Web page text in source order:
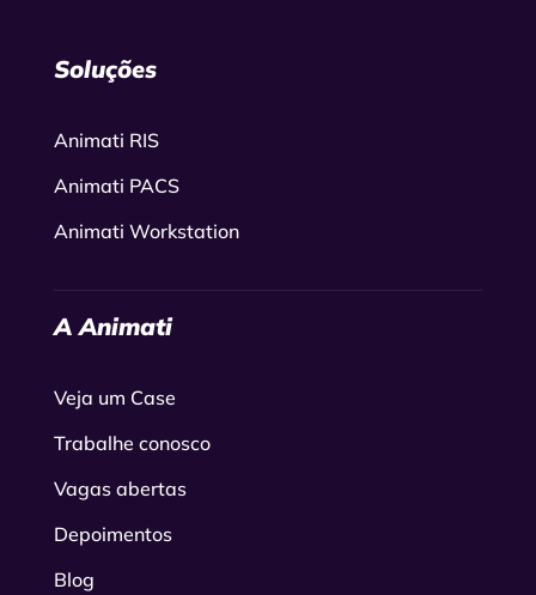
Soluções
Animati RIS
Animati PACS
Animati Workstation
A Animati
Veja um Case
Trabalhe conosco
Vagas abertas
Depoimentos
Blog